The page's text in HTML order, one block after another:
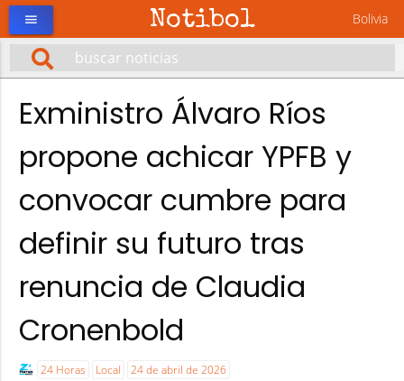
Notibol Bolivia
menu
Exministro Álvaro Ríos
propone achicar YPFB y
convocar cumbre para
definir su futuro tras
renuncia de Claudia
Cronenbold
24 Horas Local 24 de abril de 2026